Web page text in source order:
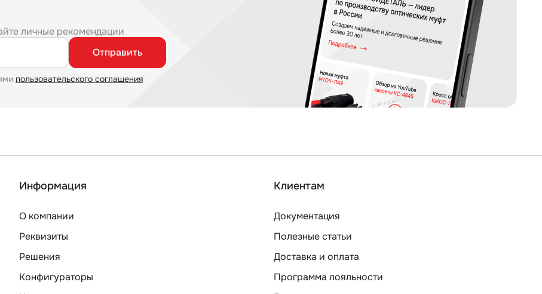
личные рекомендации
Отправить
пользовательского соглашения
Информация
О компании
Реквизиты
Решения
Конфигураторы
Клиентам
Документация
Полезные статьи
Доставка и оплата
Программа лояльности